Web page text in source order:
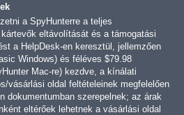
a SpyHunterre a teljes
eltávolítását és a támogatási
a HelpDesk-en keresztül, jellemzően
Windows) és féléves $79.98
Mac-re) kezdve, a kínálati
vásárlási oldal feltételeinek megfelelően
dokumentumban szerepelnek; az árak
eltérőek lehetnek a vásárlási oldal